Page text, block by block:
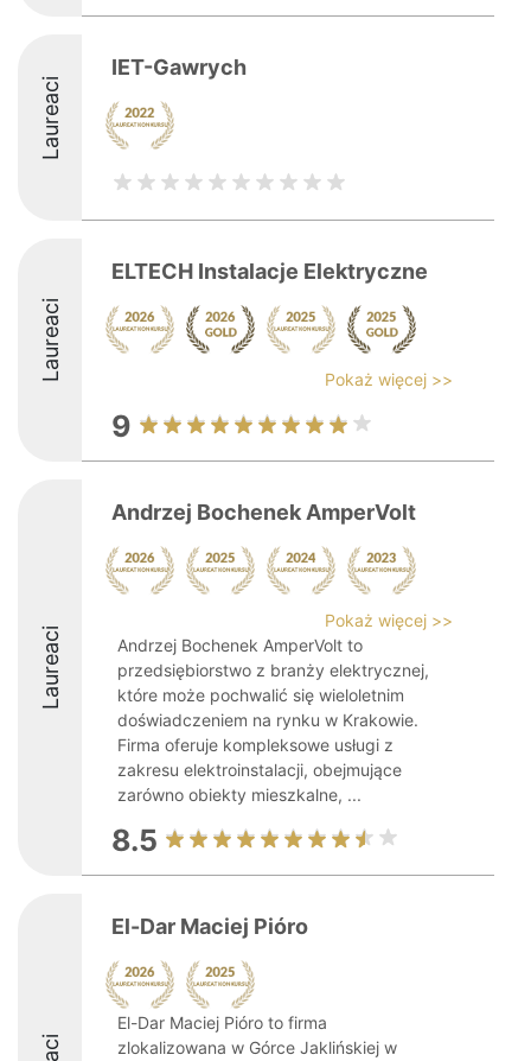
Laureaci
IET-Gawrych
Laureaci
ELTECH Instalacje Elektryczne
Pokaż więcej >>
9
Laureaci
Andrzej Bochenek AmperVolt
Pokaż więcej >>
Andrzej Bochenek AmperVolt to
przedsiębiorstwo z branży elektrycznej,
które może pochwalić się wieloletnim
doświadczeniem na rynku w Krakowie.
Firma oferuje kompleksowe usługi z
zakresu elektroinstalacji, obejmujące
zarówno obiekty mieszkalne, ...
8.5
El-Dar Maciej Pióro
El-Dar Maciej Pióro to firma
zlokalizowana w Górce Jaklińskiej w